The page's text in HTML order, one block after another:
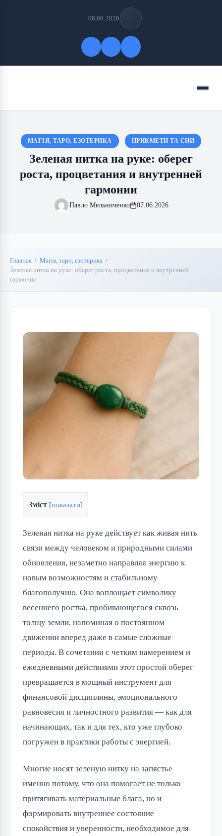
08.08.2026
Меню
МАГІЯ, ТАРО, ЕЗОТЕРИКА ПРИКМЕТИ ТА СНИ
Зеленая нитка на руке: оберег
роста, процветания и внутренней
гармонии
Павло Мельниченко 07.06.2026
Главная
Магія, таро, езотерика
Зеленая нитка на руке: оберег роста, процветания и внутренней
гармонии
Зміст [показати]
Зеленая нитка на руке действует как живая нить
связи между человеком и природными силами
обновления, незаметно направляя энергию к
новым возможностям и стабильному
благополучию. Она воплощает символику
весеннего ростка, пробивающегося сквозь
толщу земли, напоминая о постоянном
движении вперед даже в самые сложные
периоды. В сочетании с четким намерением и
ежедневными действиями этот простой оберег
превращается в мощный инструмент для
финансовой дисциплины, эмоционального
равновесия и личностного развития — как для
начинающих, так и для тех, кто уже глубоко
погружен в практики работы с энергией.
Многие носят зеленую нитку на запястье
именно потому, что она помогает не только
притягивать материальные блага, но и
формировать внутреннее состояние
спокойствия и уверенности, необходимое для